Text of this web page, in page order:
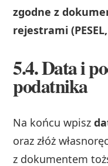
zgodne z
rejestrami
5.4. Data i
podatnika
Na końcu wpisz
oraz złóż
z dokumentem